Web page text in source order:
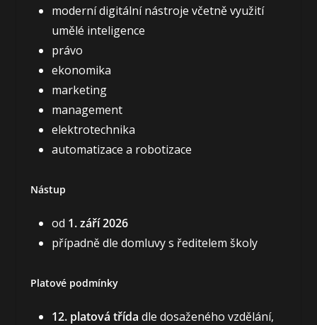
moderní digitální nástroje včetně využití
umělé inteligence
právo
ekonomika
marketing
management
elektrotechnika
automatizace a robotizace
Nástup
od 1. září 2026
případně dle domluvy s ředitelem školy
Platové podmínky
12. platová třída dle dosaženého vzdělání,